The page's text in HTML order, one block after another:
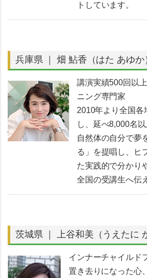
トしています。
兵庫県 ｜ 畑 鮎香（はた あゆか
講演実績500回以
ニング専門家
2010年より全国各
し、延べ8,000名
自然体の自分で夢
る」を提唱し、ヒ
た実践的で分かり
全国の受講生へ伝
茨城県 ｜ 上谷和美（うえたに
インナーチャイルド
置き去りになった心